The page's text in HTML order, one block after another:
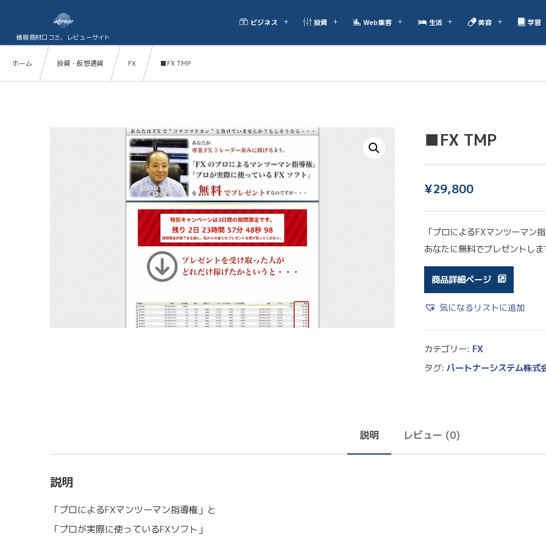
情報商材口コミ、レビューサイト
ビジネス 投資 Web集客 生活 美容 学習
ホーム 投資・仮想通貨 FX ■FX TMP
■FX TMP
¥29,800
「プロによるFXマンツーマ
あなたに無料でプレゼントし
商品詳細ページ
気になるリストに追加
カテゴリー: FX
タグ: パートナーシステム株式
説明 レビュー (0)
説明
「プロによるFXマンツーマン指導権」と
「プロが実際に使っているFXソフト」